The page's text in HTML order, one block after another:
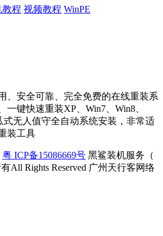
教程 视频教程 WinPE
、安全可靠、完全免费的在线重装系
键快速重装XP、Win7、Win8、
式无人值守全自动系统安装，非常适
装工具
粤 ICP备15086669号 黑鲨装机服务（
All Rights Reserved 广州天行客网络